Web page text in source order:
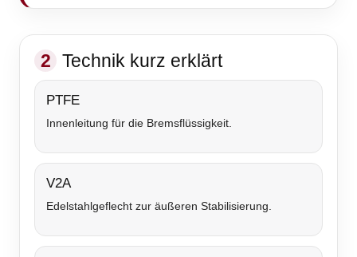
2 Technik kurz erklärt
PTFE
Innenleitung für die Bremsflüssigkeit.
V2A
Edelstahlgeflecht zur äußeren Stabilisierung.